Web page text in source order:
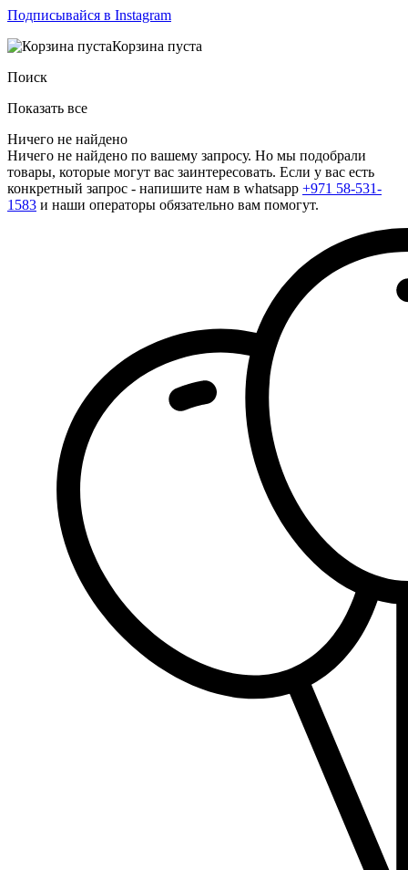
Подписывайся в Instagram
Корзина пуста
Поиск
Показать все
Ничего не найдено
Ничего не найдено по вашему запросу. Но мы подобрали
товары, которые могут вас заинтересовать. Если у вас есть
конкретный запрос - напишите нам в whatsapp +971 58-531-
1583 и наши операторы обязательно вам помогут.